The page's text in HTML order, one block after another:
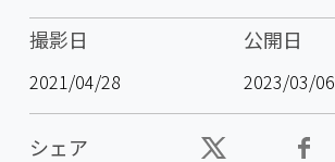
撮影日
2021/04/28
公開日
2023/03/06
シェア